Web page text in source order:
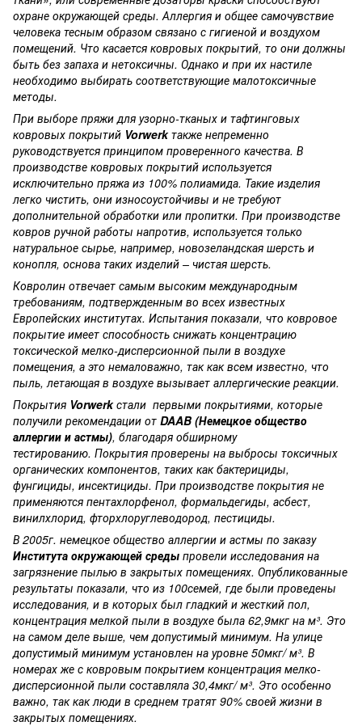
охране окружающей среды. Аллергия и общее самочувствие
человека тесным образом связано с гигиеной и воздухом
помещений. Что касается ковровых покрытий, то они должны
быть без запаха и нетоксичны. Однако и при их настиле
необходимо выбирать соответствующие малотоксичные
методы.
При выборе пряжи для узорно-тканых и тафтинговых
ковровых покрытий Vorwerkтакже непременно
руководствуется принципом проверенного качества. В
производстве ковровых покрытий используется
исключительно пряжа из 100% полиамида. Такие изделия
легко чистить, они износоустойчивы и не требуют
дополнительной обработки или пропитки. При производстве
ковров ручной работы напротив, используется только
натуральное сырье, например, новозеландская шерсть и
конопля, основа таких изделий – чистая шерсть.
Ковролин отвечает самым высоким международным
требованиям, подтвержденным во всех известных
Европейских институтах. Испытания показали, что ковровое
покрытие имеет способность снижать концентрацию
токсической мелко-дисперсионной пыли в воздухе
помещения, а это немаловажно, так как всем известно, что
пыль, летающая в воздухе вызывает аллергические реакции.
Покрытия Vorwerkстали первыми покрытиями, которые
получили рекомендации от DAAB (Немецкое общество
аллергии и астмы), благодаря обширному
тестированию. Покрытия проверены на выбросы токсичных
органических компонентов, таких как бактерициды,
фунгициды, инсектициды. При производстве покрытия не
применяются пентахлорфенол, формальдегиды, асбест,
винилхлорид, фторхлоруглеводород, пестициды.
В 2005г. немецкое общество аллергии и астмы по заказу
Института окружающей среды провели исследования на
загрязнение пылью в закрытых помещениях. Опубликованные
результаты показали, что из 100семей, где были проведены
исследования, и в которых был гладкий и жесткий пол,
концентрация мелкой пыли в воздухе была 62,9мкг на м³. Это
на самом деле выше, чем допустимый минимум. На улице
допустимый минимум установлен на уровне 50мкг/ м³. В
номерах же с ковровым покрытием концентрация мелко-
дисперсионной пыли составляла 30,4мкг/ м³. Это особенно
важно, так как люди в среднем тратят 90% своей жизни в
закрытых помещениях.